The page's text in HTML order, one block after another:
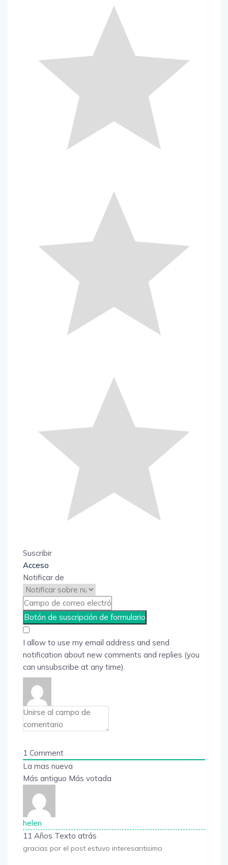
Suscribir
Acceso
Notificar de
I allow to use my email address and send
notification about new comments and replies (you
can unsubscribe at any time).
1 Comment
La mas nueva
Más antiguo Más votada
helen
11 Años Texto atrás
gracias por el post estuvo interesantisimo